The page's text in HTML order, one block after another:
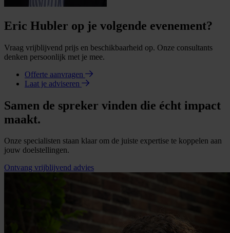
Eric Hubler op je volgende evenement?
Vraag vrijblijvend prijs en beschikbaarheid op. Onze consultants
denken persoonlijk met je mee.
Offerte aanvragen
Laat je adviseren
Samen de spreker vinden die écht impact
maakt.
Onze specialisten staan klaar om de juiste expertise te koppelen aan
jouw doelstellingen.
Ontvang vrijblijvend advies